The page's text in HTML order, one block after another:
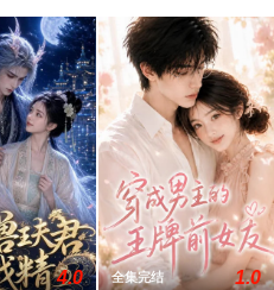
4.0 全集完结 1.0